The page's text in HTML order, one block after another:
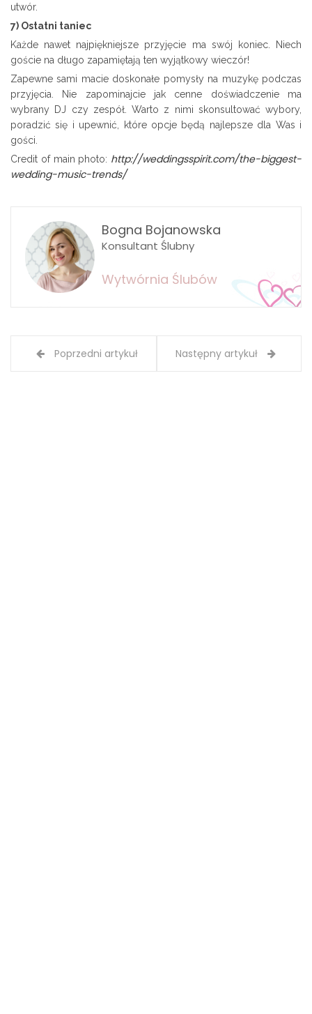
utwór.
7) Ostatni taniec
Każde nawet najpiękniejsze przyjęcie ma swój koniec. Niech
goście na długo zapamiętają ten wyjątkowy wieczór!
Zapewne sami macie doskonałe pomysły na muzykę podczas
przyjęcia. Nie zapominajcie jak cenne doświadczenie ma
wybrany DJ czy zespół. Warto z nimi skonsultować wybory,
poradzić się i upewnić, które opcje będą najlepsze dla Was i
gości.
Credit of main photo: http://weddingsspirit.com/the-biggest-
wedding-music-trends/
Bogna Bojanowska
Konsultant Ślubny
Wytwórnia Ślubów
Poprzedni artykuł Następny artykuł